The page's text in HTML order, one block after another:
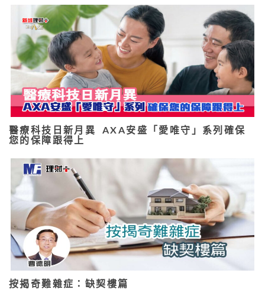
醫療科技日新月異 AXA安盛「愛唯守」系列確保
您的保障跟得上
按揭奇難雜症：缺契樓篇